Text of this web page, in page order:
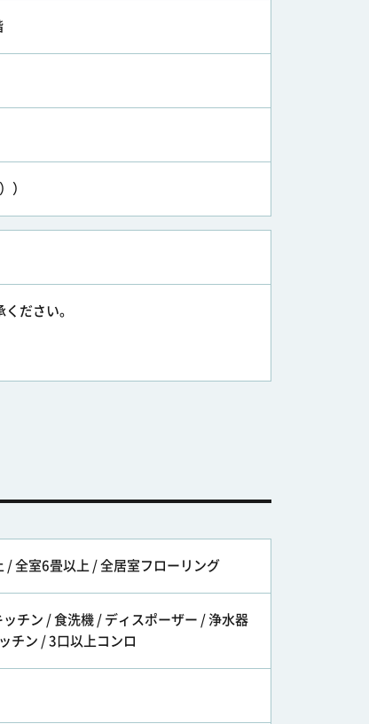
）
ください。
/ 全室6畳以上 / 全居室フローリング
ッチン / 食洗機 / ディスポーザー / 浄水器
チン / 3口以上コンロ